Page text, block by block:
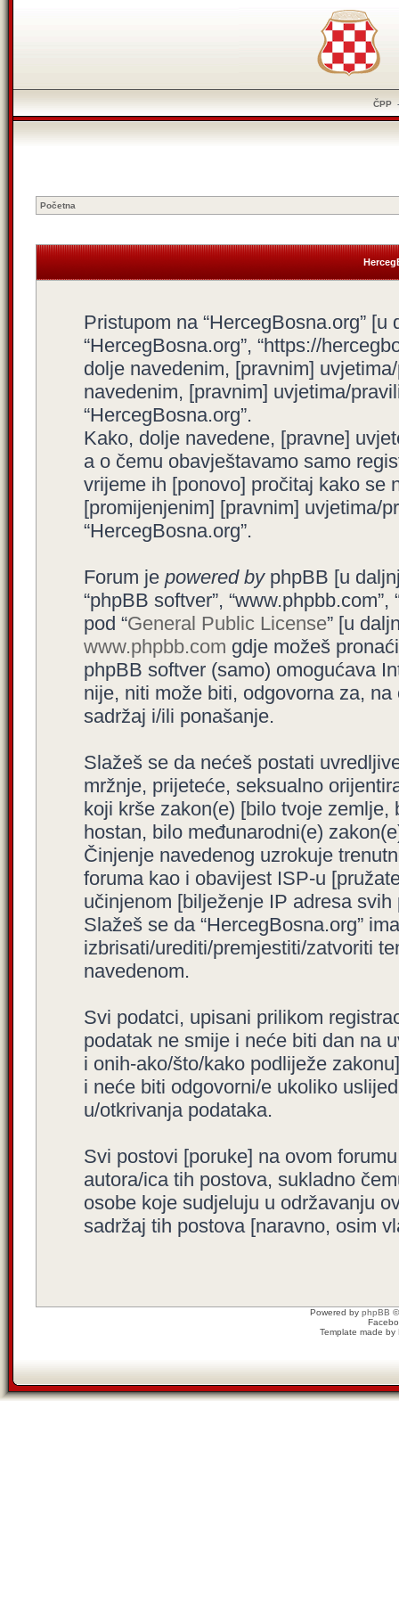
ČPP
Početna
Pristupom na “HercegBosna.org” [u
“HercegBosna.org”, “https://
dolje navedenim, [pravnim]
navedenim, [pravnim] uvjetima/
“HercegBosna.org”.
Kako, dolje navedene, [pravne]
a o čemu obavještavamo samo
vrijeme ih [ponovo] pročitaj kako se
[promijenjenim] [pravnim] uvjetima/
“HercegBosna.org”.
Forum je powered byphpBB [u
“phpBB softver”,
pod “General Public License” [u
www.phpbb.com gdje možeš
phpBB softver (samo) omogućava
nije, niti može biti, odgovorna za,
sadržaj i/ili ponašanje.
Slažeš se da nećeš postati
mržnje, prijeteće, seksualno
koji krše zakon(e) [bilo tvoje zemlje,
hostan, bilo međunarodni(e)
Činjenje navedenog uzrokuje
foruma kao i obavijest ISP-u
učinjenom [bilježenje IP adresa
Slažeš se da “HercegBosna.org”
izbrisati/urediti/premjestiti/zatvoriti
navedenom.
Svi podatci, upisani prilikom
podatak ne smije i neće biti dan na
i onih-ako/što/kako podliježe
i neće biti odgovorni/e ukoliko
u/otkrivanja podataka.
Svi postovi [poruke] na ovom
autora/ica tih postova, sukladno
osobe koje sudjeluju u održavanju
sadržaj tih postova [naravno, osim
Powered by phpBB
Template made by